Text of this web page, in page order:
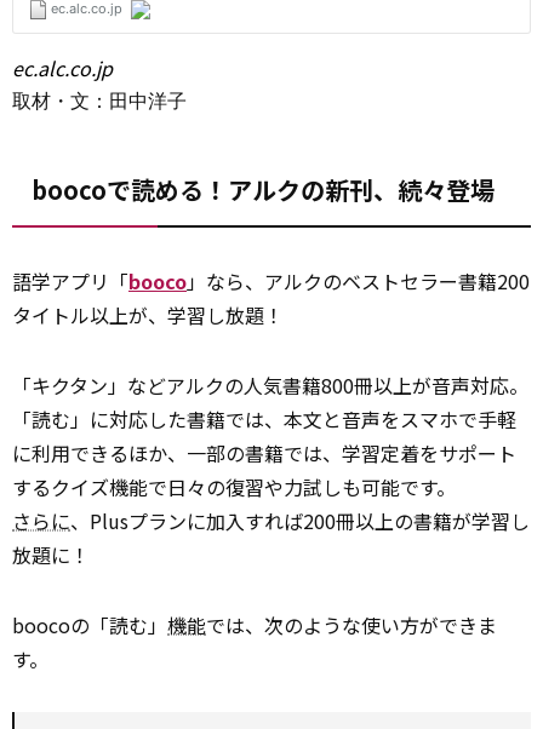
ec.alc.co.jp
取材・文：田中洋子
boocoで読める！アルクの新刊、続々登場
語学アプリ「booco」なら、アルクのベストセラー書籍200
タイトル以上が、学習し放題！
「キクタン」などアルクの人気書籍800冊以上が音声対応。
「読む」に対応した書籍では、本文と音声をスマホで手軽
に利用できるほか、一部の書籍では、学習定着をサポート
するクイズ機能で日々の復習や力試しも可能です。
さらに、Plusプランに加入すれば200冊以上の書籍が学習し
放題に！
boocoの「読む」 機能では、次のような使い方ができま
す。